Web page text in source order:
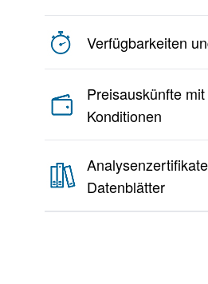
Verfügbarkeiten
Preisauskünfte
Konditionen
Datenblätter